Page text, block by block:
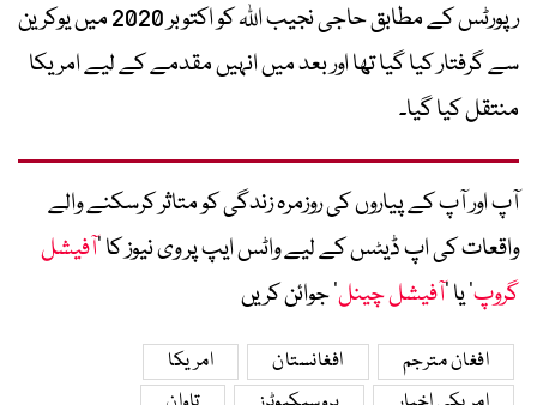
رپورٹس کے مطابق حاجی نجیب اللہ کو اکتوبر 2020 میں یوکرین
سے گرفتار کیا گیا تھا اور بعد میں انہیں مقدمے کے لیے امریکا
منتقل کیا گیا۔
آپ اور آپ کے پیاروں کی روزمرہ زندگی کو متاثر کرسکنے والے
واقعات کی اپ ڈیٹس کے لیے واٹس ایپ پر وی نیوز کا ’آفیشل
گروپ‘ یا ’آفیشل چینل‘ جوائن کریں
افغان مترجم افغانستان
امریکا